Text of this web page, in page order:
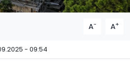
A- A+
- 09:54